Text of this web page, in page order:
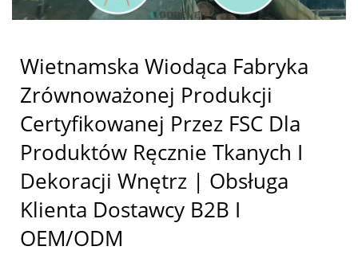
Wietnamska Wiodąca Fabryka
Zrównoważonej Produkcji
Certyfikowanej Przez FSC Dla
Produktów Ręcznie Tkanych I
Dekoracji Wnętrz | Obsługa
Klienta Dostawcy B2B I
OEM/ODM